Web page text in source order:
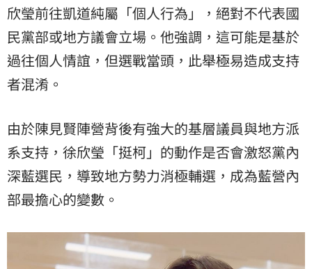
欣瑩前往凱道純屬「個人行為」，絕對不代表國
民黨部或地方議會立場。他強調，這可能是基於
過往個人情誼，但選戰當頭，此舉極易造成支持
者混淆。
由於陳見賢陣營背後有強大的基層議員與地方派
系支持，徐欣瑩「挺柯」的動作是否會激怒黨內
深藍選民，導致地方勢力消極輔選，成為藍營內
部最擔心的變數。